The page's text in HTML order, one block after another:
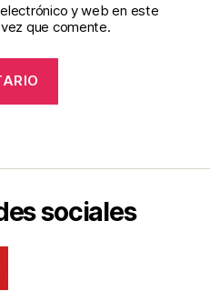
y web en este
que comente.
sociales